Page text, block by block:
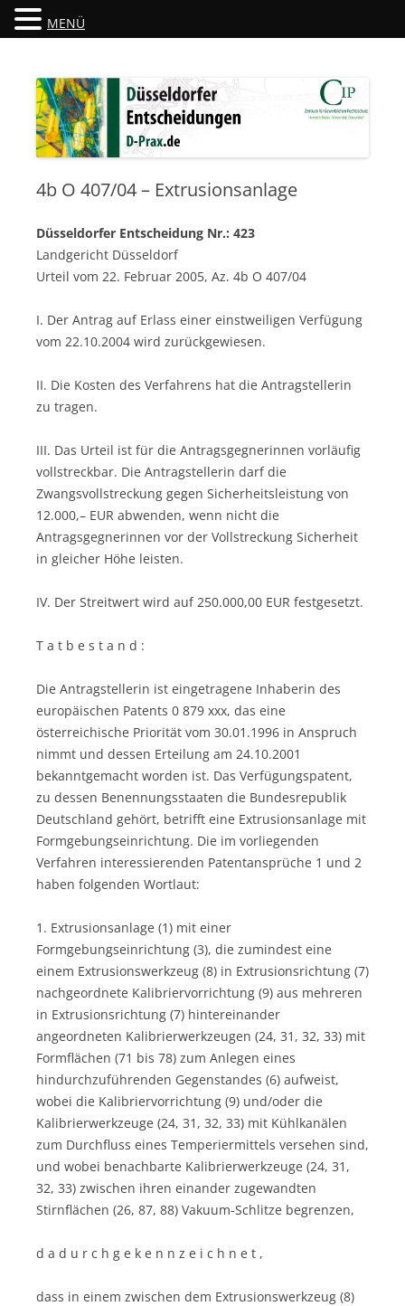
Düsseldorfer Entscheidungen
4b O 407/04 – Extrusionsanlage
Düsseldorfer Entscheidung Nr.: 423
Landgericht Düsseldorf
Urteil vom 22. Februar 2005, Az. 4b O 407/04
I. Der Antrag auf Erlass einer einstweiligen Verfügung
vom 22.10.2004 wird zurückgewiesen.
II. Die Kosten des Verfahrens hat die Antragstellerin
zu tragen.
III. Das Urteil ist für die Antragsgegnerinnen vorläufig
vollstreckbar. Die Antragstellerin darf die
Zwangsvollstreckung gegen Sicherheitsleistung von
12.000,– EUR abwenden, wenn nicht die
Antragsgegnerinnen vor der Vollstreckung Sicherheit
in gleicher Höhe leisten.
IV. Der Streitwert wird auf 250.000,00 EUR festgesetzt.
T a t b e s t a n d :
Die Antragstellerin ist eingetragene Inhaberin des
europäischen Patents 0 879 xxx, das eine
österreichische Priorität vom 30.01.1996 in Anspruch
nimmt und dessen Erteilung am 24.10.2001
bekanntgemacht worden ist. Das Verfügungspatent,
zu dessen Benennungsstaaten die Bundesrepublik
Deutschland gehört, betrifft eine Extrusionsanlage mit
Formgebungseinrichtung. Die im vorliegenden
Verfahren interessierenden Patentansprüche 1 und 2
haben folgenden Wortlaut:
1. Extrusionsanlage (1) mit einer
Formgebungseinrichtung (3), die zumindest eine
einem Extrusionswerkzeug (8) in Extrusionsrichtung (7)
nachgeordnete Kalibriervorrichtung (9) aus mehreren
in Extrusionsrichtung (7) hintereinander
angeordneten Kalibrierwerkzeugen (24, 31, 32, 33) mit
Formflächen (71 bis 78) zum Anlegen eines
hindurchzuführenden Gegenstandes (6) aufweist,
wobei die Kalibriervorrichtung (9) und/oder die
Kalibrierwerkzeuge (24, 31, 32, 33) mit Kühlkanälen
zum Durchfluss eines Temperiermittels versehen sind,
und wobei benachbarte Kalibrierwerkzeuge (24, 31,
32, 33) zwischen ihren einander zugewandten
Stirnflächen (26, 87, 88) Vakuum-Schlitze begrenzen,
d a d u r c h g e k e n n z e i c h n e t ,
dass in einem zwischen dem Extrusionswerkzeug (8)
MENÜ